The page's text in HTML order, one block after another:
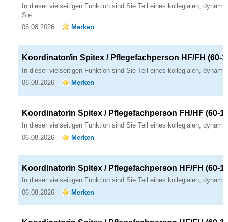
In dieser vielseitigen Funktion sind Sie Teil eines kollegialen,
Sie...
06.08.2026
Merken
Koordinator/in Spitex / Pflegefachperson HF/FH (60-
In dieser vielseitigen Funktion sind Sie Teil eines kollegialen,
06.08.2026
Merken
Koordinatorin Spitex / Pflegefachperson FH/HF (60-
In dieser vielseitigen Funktion sind Sie Teil eines kollegialen,
06.08.2026
Merken
Koordinatorin Spitex / Pflegefachperson HF/FH (60-
In dieser vielseitigen Funktion sind Sie Teil eines kollegialen,
06.08.2026
Merken